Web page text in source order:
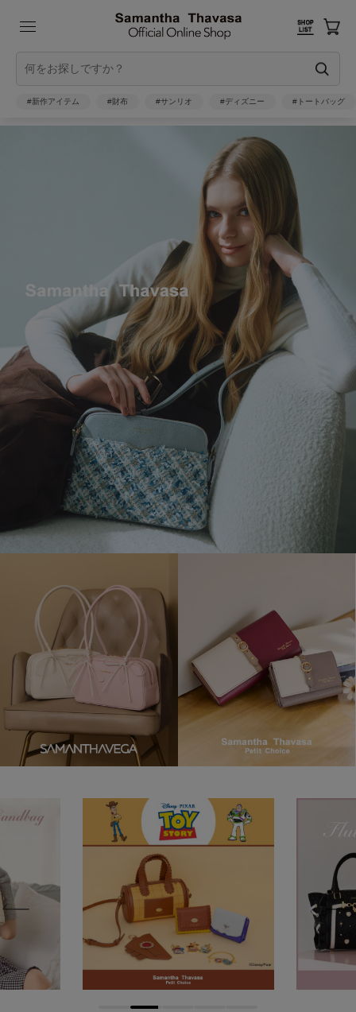
#新作アイテム #財布 #サンリオ #ディズニー #トートバッグ